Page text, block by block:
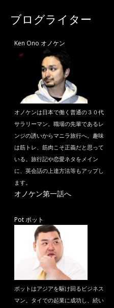
ブログライター
Ken Ono オノケン
オノケンは日本で働く普通の３０代
サラリーマン。職場の先輩であるレ
ンジの誘いからマニラ旅行へ。趣味
は筋トレ、筋肉こそ正義だと思って
いる。旅行記や恋愛ネタをメイン
に、英会話の上達方法等もアップし
ます。
オノケン第一話へ
Pot ポット
ポットはアジアを駆け回るビジネス
マン。タイでの起業に成功し、続い